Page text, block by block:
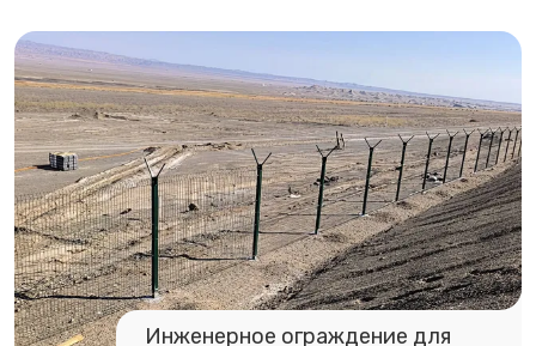
Инженерное ограждение для